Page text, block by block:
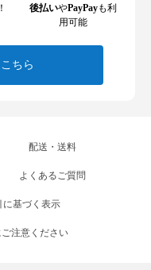
後払いやPayPayも利
用可能
ちら
配送・送料
よくあるご質問
に基づく表示
注意ください